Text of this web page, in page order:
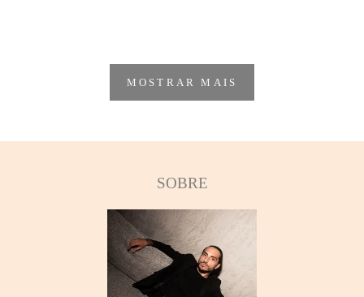
MOSTRAR MAIS
SOBRE